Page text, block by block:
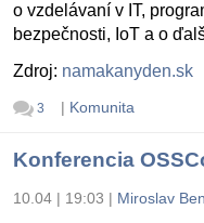
o vzdelávaní v IT,
bezpečnosti, IoT a o
Zdroj: namakanyden.sk
3 | Komunita
Konferencia
10.04 | 19:03 | Miroslav